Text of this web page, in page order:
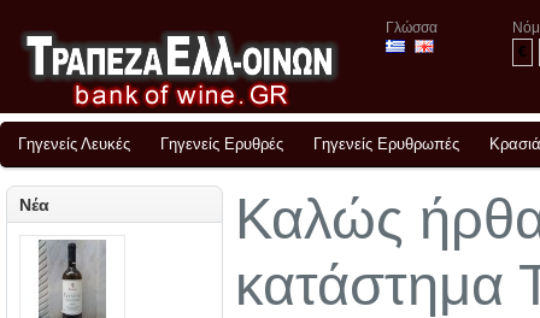
Γλώσσα
€
Γηγενείς Λευκές Γηγενείς Ερυθρές Γηγενείς Ερυθρωπές
Νέα
Καλώς
κατάστημα